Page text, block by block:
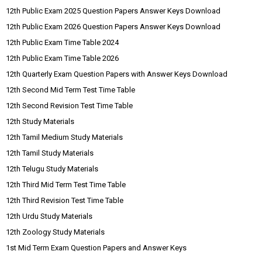
12th Public Exam 2025 Question Papers Answer Keys Download
12th Public Exam 2026 Question Papers Answer Keys Download
12th Public Exam Time Table 2024
12th Public Exam Time Table 2026
12th Quarterly Exam Question Papers with Answer Keys Download
12th Second Mid Term Test Time Table
12th Second Revision Test Time Table
12th Study Materials
12th Tamil Medium Study Materials
12th Tamil Study Materials
12th Telugu Study Materials
12th Third Mid Term Test Time Table
12th Third Revision Test Time Table
12th Urdu Study Materials
12th Zoology Study Materials
1st Mid Term Exam Question Papers and Answer Keys